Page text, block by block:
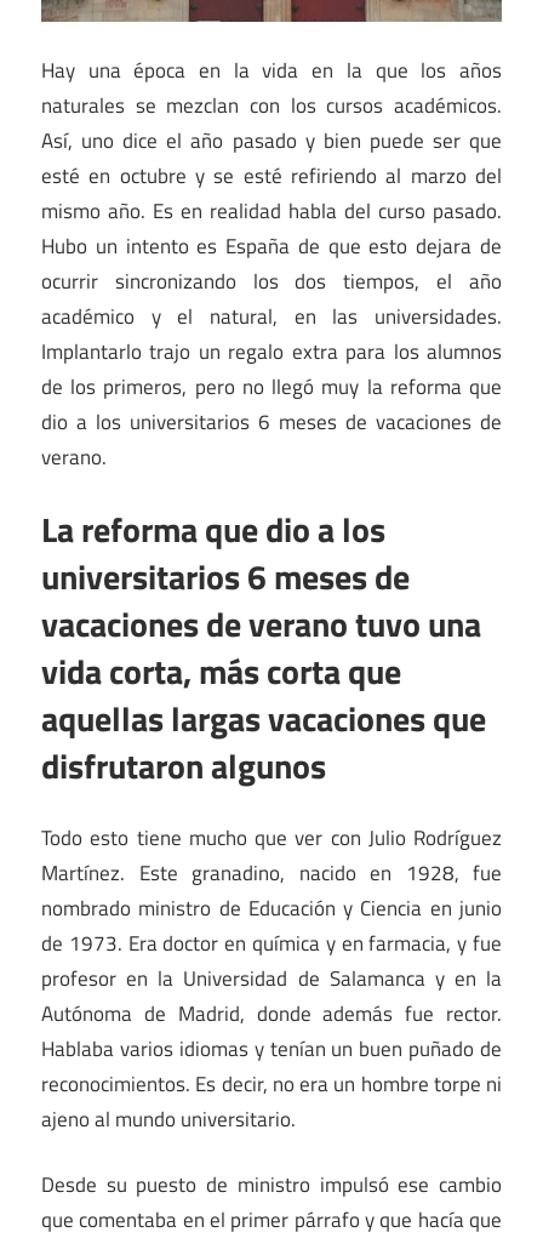
Hay una época en la vida en la que los años
naturales se mezclan con los cursos académicos.
Así, uno dice el año pasado y bien puede ser que
esté en octubre y se esté refiriendo al marzo del
mismo año. Es en realidad habla del curso pasado.
Hubo un intento es España de que esto dejara de
ocurrir sincronizando los dos tiempos, el año
académico y el natural, en las universidades.
Implantarlo trajo un regalo extra para los alumnos
de los primeros, pero no llegó muy la reforma que
dio a los universitarios 6 meses de vacaciones de
verano.
La reforma que dio a los
universitarios 6 meses de
vacaciones de verano tuvo una
vida corta, más corta que
aquellas largas vacaciones que
disfrutaron algunos
Todo esto tiene mucho que ver con Julio Rodríguez
Martínez. Este granadino, nacido en 1928, fue
nombrado ministro de Educación y Ciencia en junio
de 1973. Era doctor en química y en farmacia, y fue
profesor en la Universidad de Salamanca y en la
Autónoma de Madrid, donde además fue rector.
Hablaba varios idiomas y tenían un buen puñado de
reconocimientos. Es decir, no era un hombre torpe ni
ajeno al mundo universitario.
Desde su puesto de ministro impulsó ese cambio
que comentaba en el primer párrafo y que hacía que